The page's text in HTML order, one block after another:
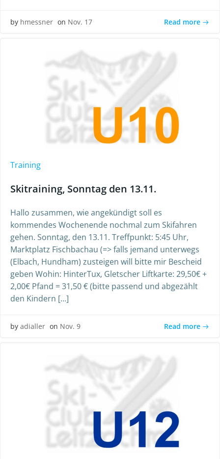
by hmessner on Nov. 17 Read more
Training
Skitraining, Sonntag den 13.11.
Hallo zusammen, wie angekündigt soll es
kommendes Wochenende nochmal zum Skifahren
gehen. Sonntag, den 13.11. Treffpunkt: 5:45 Uhr,
Marktplatz Fischbachau (=> falls jemand unterwegs
(Elbach, Hundham) zusteigen will bitte mir Bescheid
geben Wohin: HinterTux, Gletscher Liftkarte: 29,50€ +
2,00€ Pfand = 31,50 € (bitte passend und abgezählt
den Kindern […]
by adialler on Nov. 9 Read more